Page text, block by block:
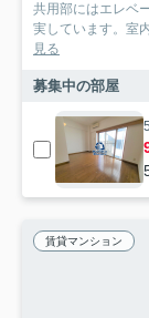
共用部にはエレベ
実しています。室
見る
募集中の部屋
賃貸マンション